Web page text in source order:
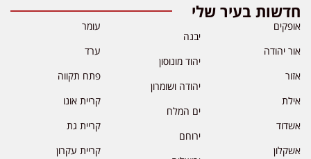
חדשות בעיר שלי
אופקים
אור יהודה
אזור
אילת
אשדוד
אשקלון
יבנה
יהוד מונוסון
יהודה ושומרון
ים המלח
ירוחם
עומר
ערד
פתח תקווה
קריית אונו
קריית גת
קריית עקרון